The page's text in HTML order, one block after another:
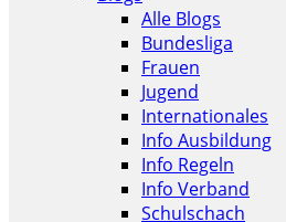
Alle Blogs
Bundesliga
Frauen
Jugend
Internationales
Info Ausbildung
Info Regeln
Info Verband
Schulschach